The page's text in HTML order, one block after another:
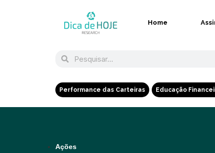
Home
Performance das Carteiras Educação
Ações